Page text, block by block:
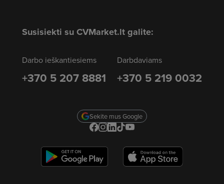
Susisiekti su CVMarket.lt galite:
Darbo ieškantiesiems
+370 5 207 8881
Darbdaviams
+370 5 219 0032
Sekite mus Google